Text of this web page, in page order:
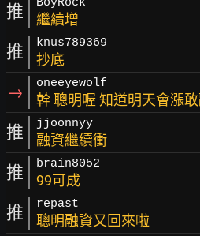
推 BoyRock
繼續增
推 knus789369
抄底
→ oneeyewolf
幹 聰明喔 知道明天會漲
推 jjoonnyy
融資繼續衝
推 brain8052
99可成
推 repast
聰明融資又回來啦